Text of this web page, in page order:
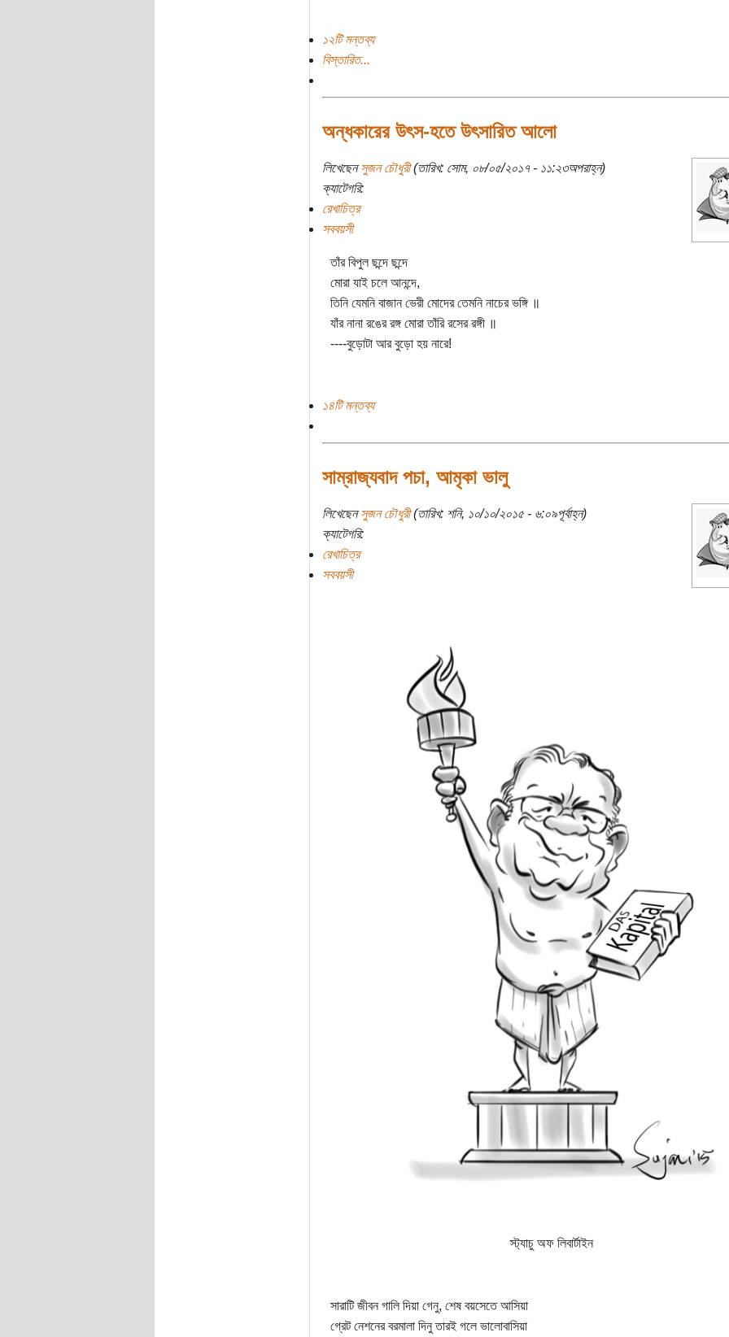
১২টি মন্তব্য
বিস্তারিত...
অন্ধকারের উৎস-হতে উৎসারিত আলো
লিখেছেনসুজন চৌধুরী(তারিখ: সোম, ০৮/০৫/২০১৭ - ১১:২৩অপরাহ্ন)
ক্যাটেগরি:
রেখাচিত্র
সববয়সী
তাঁর বিপুল ছন্দে ছন্দে
মোরা যাই চলে আনন্দে,
তিনি যেমনি বাজান ভেরী মোদের তেমনি নাচের ভঙ্গি ॥
যাঁর নানা রঙের রঙ্গ মোরা তাঁরি রসের রঙ্গী ॥
----বুড়োটা আর বুড়ো হয় নারে!
১৪টি মন্তব্য
সাম্রাজ্যবাদ পচা, আমৃকা ভালু
লিখেছেনসুজন চৌধুরী(তারিখ: শনি, ১০/১০/২০১৫ - ৬:০৯পূর্বাহ্ন)
ক্যাটেগরি:
রেখাচিত্র
সববয়সী
স্ট্যাচু অফ লিবার্টাইন
সারাটি জীবন গালি দিয়া গেনু, শেষ বয়সেতে আসিয়া
গ্রেট নেশনের বরমালা দিনু তারই গলে ভালোবাসিয়া